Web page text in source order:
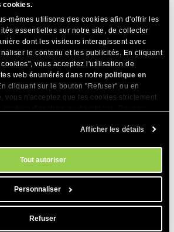
cookies.
mêmes utilisons des cookies afin d'offrir les
essentielles sur notre site, de collecter
dont les visiteurs interagissent avec
le contenu et les publicités. En cliquant
vous acceptez l'utilisation de
web énumérés dans notre politique en
cliquant sur le bouton "Refuser" ou en
vous n'acceptez que les cookies strictement
. Vous pouvez gérer vos préférences
Afficher les détails
Tout autoriser
Personnaliser
Refuser
pour :
une image depuis votre appareil